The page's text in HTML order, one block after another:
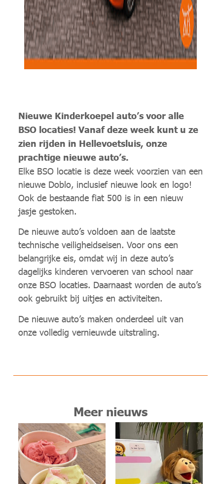
Nieuwe Kinderkoepel auto’s voor alle
BSO locaties! Vanaf deze week kunt u ze
zien rijden in Hellevoetsluis, onze
prachtige nieuwe auto’s.
Elke BSO locatie is deze week voorzien van een
nieuwe Doblo, inclusief nieuwe look en logo!
Ook de bestaande fiat 500 is in een nieuw
jasje gestoken.
De nieuwe auto’s voldoen aan de laatste
technische veiligheidseisen. Voor ons een
belangrijke eis, omdat wij in deze auto’s
dagelijks kinderen vervoeren van school naar
onze BSO locaties. Daarnaast worden de auto’s
ook gebruikt bij uitjes en activiteiten.
De nieuwe auto’s maken onderdeel uit van
onze volledig vernieuwde uitstraling.
Meer nieuws